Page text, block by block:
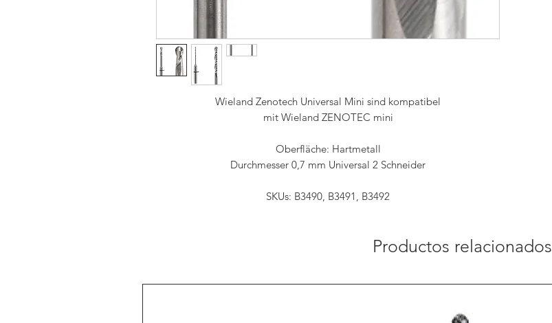
Wieland Zenotech Universal Mini sind kompatibel
mit Wieland ZENOTEC mini
Oberfläche: Hartmetall
Durchmesser 0,7 mm Universal 2 Schneider
SKUs: B3490, B3491, B3492
Productos relacionados